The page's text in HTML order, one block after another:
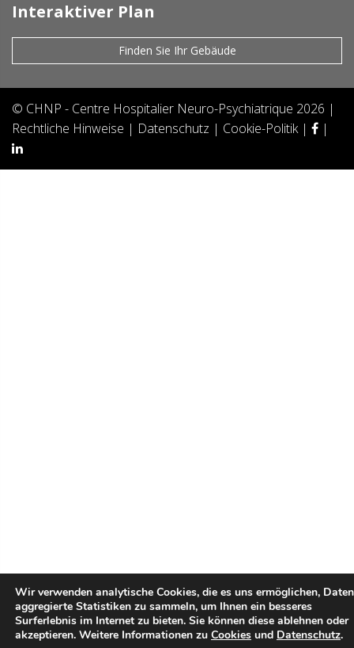
Interaktiver Plan
Finden Sie Ihr Gebäude
Wir verwenden analytische Cookies, die es uns ermöglichen,
aggregierte Statistiken zu sammeln, um Ihnen ein besseres
Surferlebnis im Internet zu bieten. Sie können diese ablehnen oder
akzeptieren. Weitere Informationen zu Cookies und Datenschutz.
© CHNP - Centre Hospitalier Neuro-Psychiatrique 2026 |
Rechtliche Hinweise | Datenschutz | Cookie-Politik | |